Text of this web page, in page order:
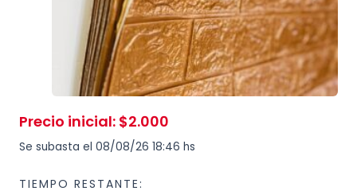
Precio inicial: $2.000
Se subasta el 08/08/26 18:46 hs
TIEMPO RESTANTE: